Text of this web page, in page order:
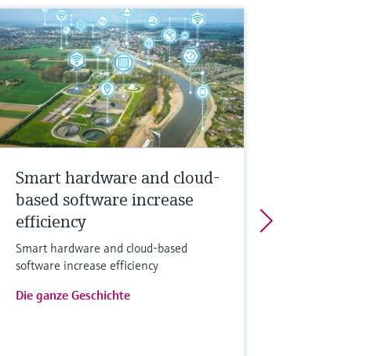
Smart hardware and cloud-
based software increase
efficiency
Smart hardware and cloud-based
software increase efficiency
Die ganze Geschichte